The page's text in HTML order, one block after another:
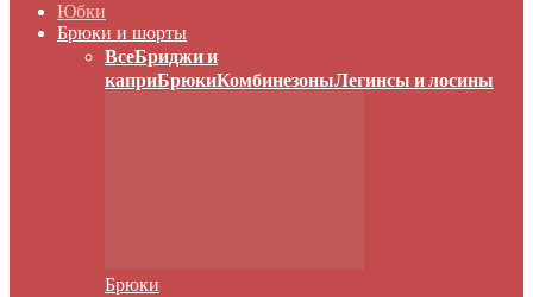
Юбки
Брюки и шорты
ВсеБриджи и
каприБрюкиКомбинезоныЛегинсы и лосины
Брюки